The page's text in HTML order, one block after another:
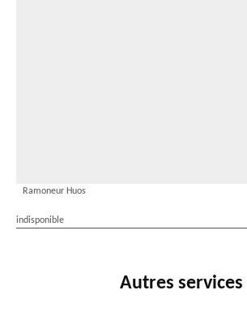
Ramoneur Huos
indisponible
Autres services